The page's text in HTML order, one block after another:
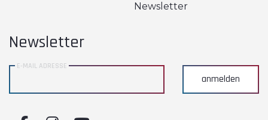
Newsletter
Newsletter
E-MAIL ADRESSE
anmelden